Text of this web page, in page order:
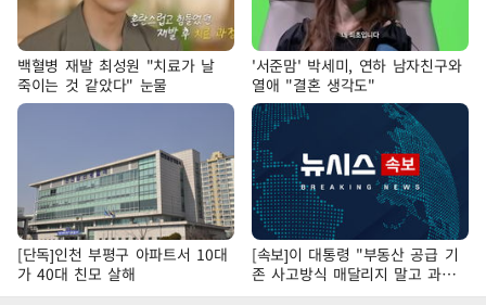
백혈병 재발 최성원 "치료가 날
죽이는 것 같았다" 눈물
'서준맘' 박세미, 연하 남자친구와
열애 "결혼 생각도"
[단독]인천 부평구 아파트서 10대
가 40대 친모 살해
[속보]이 대통령 "부동산 공급 기
존 사고방식 매달리지 말고 과감
히 실천"